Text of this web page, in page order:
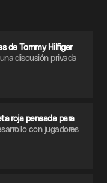
de Tommy Hilfiger
discusión privada
roja pensada para
con jugadores